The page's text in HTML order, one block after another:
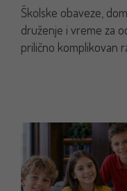
Školske obaveze,
druženje i vreme za
prilično komplikovan